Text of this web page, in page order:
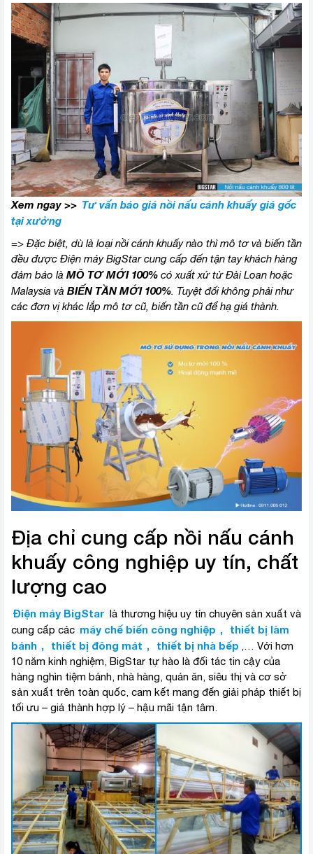
Xem ngay >> Tư vấn báo giá nồi nấu cánh khuấy giá gốc
tại xưởng
=> Đặc biệt, dù là loại nồi cánh khuấy nào thì mô tơ và biến tần
đều được Điện máy BigStar cung cấp đến tận tay khách hàng
đảm bảo là MÔ TƠ MỚI 100% có xuất xứ từ Đài Loan hoặc
Malaysia và BIẾN TẦN MỚI 100%. Tuyệt đối không phải như
các đơn vị khác lắp mô tơ cũ, biến tần cũ để hạ giá thành.
Địa chỉ cung cấp nồi nấu cánh
khuấy công nghiệp uy tín, chất
lượng cao
Điện máy BigStar là thương hiệu uy tín chuyên sản xuất và
cung cấp các máy chế biến công nghiệp ,
thiết bị làm
bánh , thiết bị đông mát , thiết bị nhà bếp ,… Với hơn
10 năm kinh nghiệm, BigStar tự hào là đối tác tin cậy của
hàng nghìn tiệm bánh, nhà hàng, quán ăn, siêu thị và cơ sở
sản xuất trên toàn quốc, cam kết mang đến giải pháp thiết bị
tối ưu – giá thành hợp lý – hậu mãi tận tâm.